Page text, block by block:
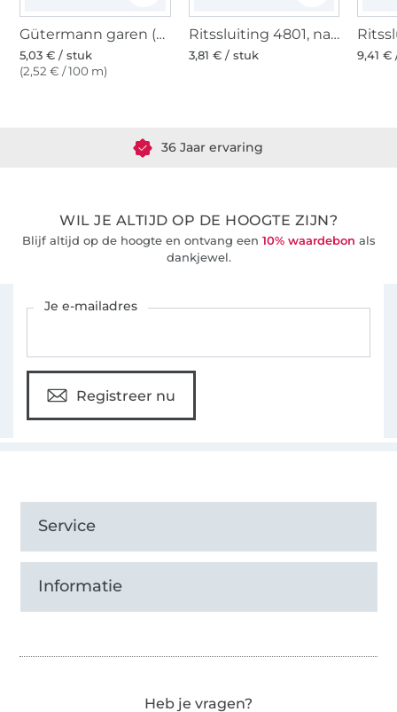
Gütermann garen (412)
5,03 € / stuk
(2,52 € / 100 m)
Ritssluiting 4801, naturel wit
3,81 € / stuk 9,41 €
36 Jaar ervaring
WIL JE ALTIJD OP DE HOOGTE ZIJN?
Blijf altijd op de hoogte en ontvang een 10% waardebon als
dankjewel.
Je e-mailadres
Registreer nu
Service
Informatie
Heb je vragen?